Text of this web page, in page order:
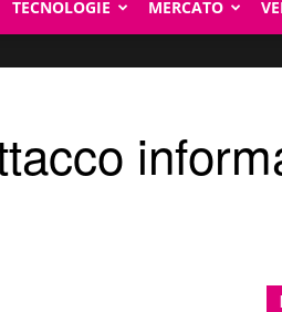
TECNOLOGIE MERCATO